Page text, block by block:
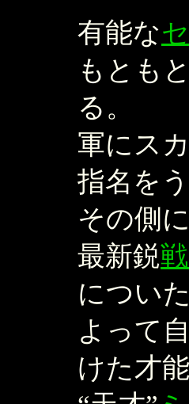
有能な
もとも
る。
軍にス
指名を
その側
最新鋭
についた
よって
けた才能